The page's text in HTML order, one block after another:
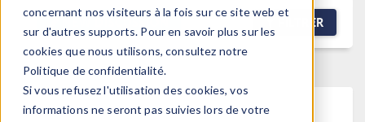
concernant nos visiteurs à la fois sur ce site web et
sur d'autres supports. Pour en savoir plus sur les
cookies que nous utilisons, consultez notre
Politique de confidentialité.
Si vous refusez l'utilisation des cookies, vos
informations ne seront pas suivies lors de votre
FILTRER